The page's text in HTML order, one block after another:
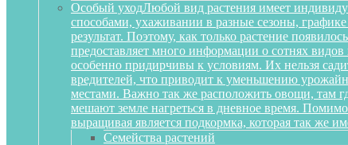
Особый уходЛюбой вид растения имеет
способами, ухаживании в разные сезоны,
результат. Поэтому, как только растение
предоставляет много информации о сотнях
особенно придирчивы к условиям. Их нельзя
вредителей, что приводит к уменьшению
местами. Важно так же расположить овощи, там
мешают земле нагреться в дневное время.
выращивая является подкормка, которая так же
Семейства растений